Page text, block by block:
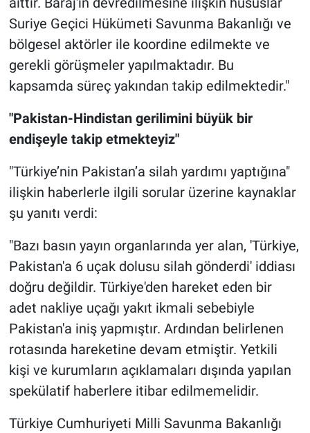
Suriye Geçici Hükümeti Savunma Bakanlığı ve
bölgesel aktörler ile koordine edilmekte ve
gerekli görüşmeler yapılmaktadır. Bu
kapsamda süreç yakından takip edilmektedir."
"Pakistan-Hindistan gerilimini büyük bir
endişeyle takip etmekteyiz"
"Türkiye’nin Pakistan’a silah yardımı yaptığına"
ilişkin haberlerle ilgili sorular üzerine kaynaklar
şu yanıtı verdi:
"Bazı basın yayın organlarında yer alan, 'Türkiye,
Pakistan'a 6 uçak dolusu silah gönderdi' iddiası
doğru değildir. Türkiye'den hareket eden bir
adet nakliye uçağı yakıt ikmali sebebiyle
Pakistan'a iniş yapmıştır. Ardından belirlenen
rotasında hareketine devam etmiştir. Yetkili
kişi ve kurumların açıklamaları dışında yapılan
spekülatif haberlere itibar edilmemelidir.
Türkiye Cumhuriyeti Milli Savunma Bakanlığı